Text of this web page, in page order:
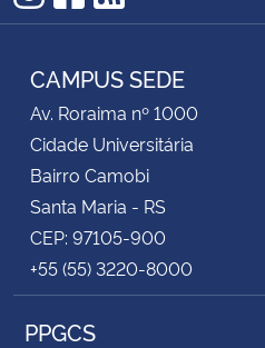
Instagram
Facebook
RSS
CAMPUS SEDE
Av. Roraima nº 1000
Cidade Universitária
Bairro Camobi
Santa Maria - RS
CEP: 97105-900
+55 (55) 3220-8000
PPGCS